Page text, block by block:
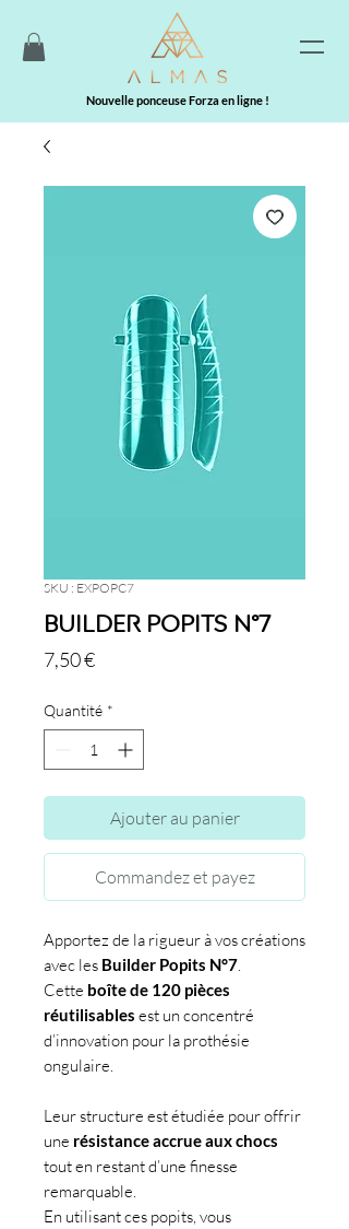
Nouvelle ponceuse Forza en ligne !
SKU : EXPOPC7
Builder Popits N°7
7,50 €Prix
Quantité *
Ajouter au panier
Commandez et payez
Apportez de la rigueur à vos créations
avec les Builder Popits N°7.
Cette boîte de 120 pièces
réutilisables est un concentré
d’innovation pour la prothésie
ongulaire.
Leur structure est étudiée pour offrir
une résistance accrue aux chocs
tout en restant d’une finesse
remarquable.
En utilisant ces popits, vous